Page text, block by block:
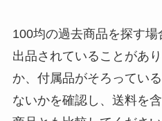
100均の過去商品を探す
出品されていることがあ
か、付属品がそろってい
ないかを確認し、送料を